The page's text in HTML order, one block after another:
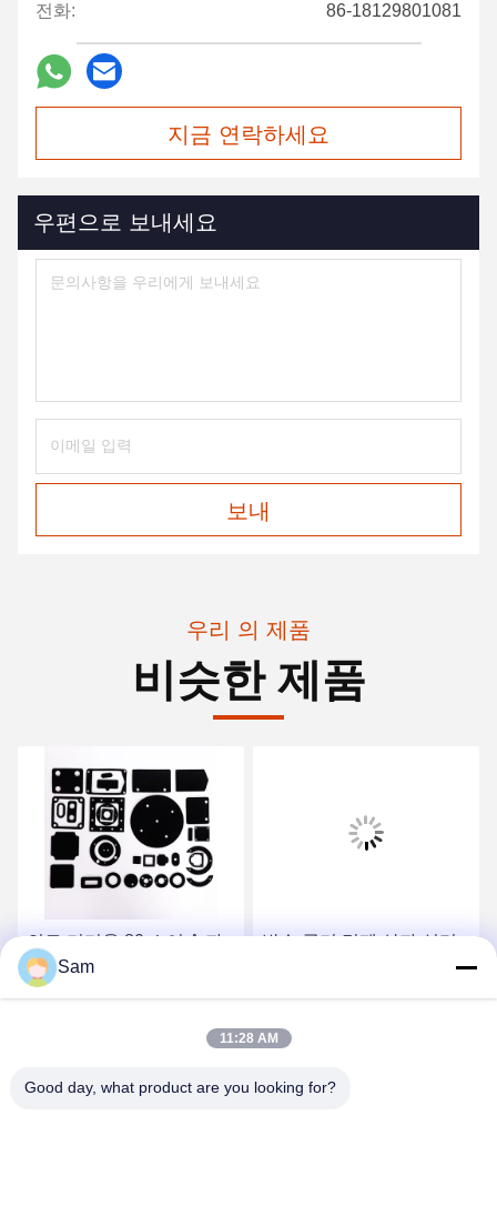
전화: 86-18129801081
지금 연락하세요
우편으로 보내세요
보내
우리 의 제품
비슷한 제품
의료 기기용 80 쇼어 A 자
체 접착 고무 씰 다이 컷 가
스켓
가장 좋은 가격 을 구하라
방수 공기 밀폐 상자 실리
콘 가스켓 고온 고무 밀폐
반지 노란색이 아닙니다
가장 좋은 가격 을 구하라
Sam
11:28 AM
Good day, what product are you looking for?